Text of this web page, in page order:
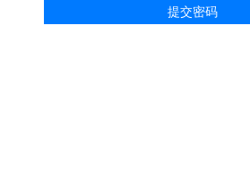
提交密码